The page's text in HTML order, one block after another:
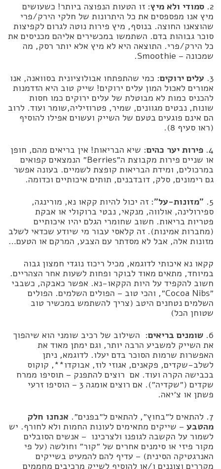
2. סמודי ולא מיץ: זו הטעות הנפוצה ביותר! כשעושים
מיץ אנו מפספסים את כל היתרונות של חלקי הירק/פרי
שהוצאנו החוצה. בנוסף, מיץ פירות נוטה לגרום לקפיצות
סוכר גבוהות בדם. השתמשו במכשירים אליהם מכניסים את
כל הירק/פרי. התוצאה היא לא מיץ אלא יותר רסק, מה
שמכונה – Smoothie.
3. עלים ירוקים: כמי שהתפתחו אבולוציונית בסוואנה, אנו
אמורים לאכול המון עלים ירוקים! שייק טוב היא הזדמנות
להכניס כמות לא מבוטלת של עלים ירוקים כמו חסות
שונות, נבטים מגוונים, שמיר, פטרוזיליה,שומר ועוד. לרוב
הם אינם פוגעים בטעם של השייק ועשוים אפילו להוסיף
(ראו סעיף 8).
4. פירות יער כהים: שיא הבריאות! אין בריאים מהם, חופן
או שניים פירות מקבוצת ה״Berries״ הנמצאים קפואים
במרכולים, ומידת הבריאות קופצת לשמיים. בעונה אפשר
גם רימונים, סלק, דובדבנים, תותים איכותיים וכדומה.
5. ״מזונות-על״: זה יכול להיות קקאו נא, מורינגה,
ספירולינה, אולווה, מנקאי, נבטי ברוקולי או אבקת
פטריות בריאות. חשוב שחומרי הגלם יהיו איכותיים
(מחברות אמינות). זה קלאסי עבור מי שיודע שכדאי לשלב
מזונות אלה, אבל לא מסדתר עם הצבע, המרקם או הטעם…
קקאו נא איכותי לדוגמא, מכיל ריכוז נוגדי חמצון גבוה
במיוחד, מתאים מאוד לבוקר ופחות לשעות אחר הצהריים.
חשוב להקפיד על היות הקקאו-נא. אפשר כאבקה, כשבבי
״Cocoa Nibs״, והכי טוב – הפולים השלמים. הפולים
השלמים נטחנים היטב (צריך להשתמש במכשיר טוב
שטוחן הכל)
6. שומנים בריאים: השילוב של רכיב שומני הוא שיהפוך
את השייק למשביע הרבה יותר, וגם ימתן מאוד את
האפשרות שרמות הסוכר בדם יעלו. לדוגמא, ניתן
לשלב-שקדים, פקאנים, אגוזי לוז, אבוקדו**, קוקוס
בכבישה הקרה ועוד. אם רוצים להתפנק – תוסיפו ממרח
שקדים (״שקדיה״). אם רוצים אומגה 3 – הוסיפו זרעי
פשתן או צ׳יאה.
7. להתאים ל״בחוץ״, להתאים ל״בפנים״.
אנחנו חלק
מהטבע – שייקים מתאימים לעונות החמות ולא לחורף. יש
לשמור על הקשבה לגופנו ולצרכינו – אנשים הסובלים
מקור פיזי או סימנים אחרים של ״קור״ וחולשה (על פי
האנרגטיקה הסינית) – עדיף להם להמעיט בשייקים
מקררים וצוננים ו/או להוסיף לשייק מרכיבים מחממים